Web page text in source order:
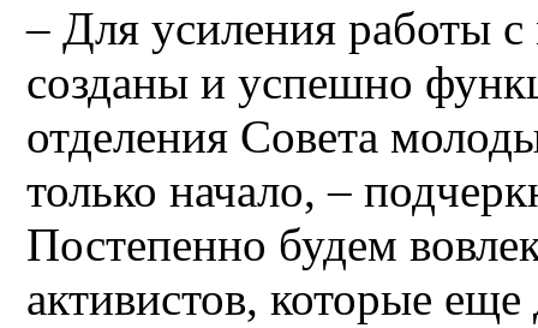
– Для усиления работы
созданы и успешно
отделения Совета
только начало, –
Постепенно будем
активистов, которые